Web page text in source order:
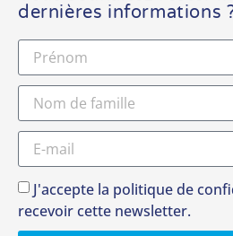
dernières informations
J'accepte la politique de
recevoir cette newsletter.